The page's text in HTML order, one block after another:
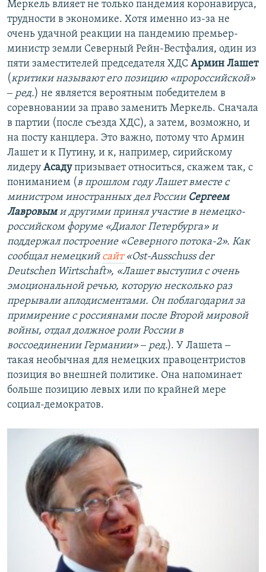
Меркель влияет не только пандемия коронавируса,
трудности в экономике. Хотя именно из-за не
очень удачной реакции на пандемию премьер-
министр земли Северный Рейн-Вестфалия, один из
пяти заместителей председателя ХДС Армин Лашет
(критики называют его позицию «пророссийской»
‒ ред.) не является вероятным победителем в
соревновании за право заменить Меркель. Сначала
в партии (после съезда ХДС), а затем, возможно, и
на посту канцлера. Это важно, потому что Армин
Лашет и к Путину, и к, например, сирийскому
лидеру Асадупризывает относиться, скажем так, с
пониманием (в прошлом году Лашет вместе с
министром иностранных дел РоссииСергеем
Лавровыми другими принял участие в немецко-
российском форуме «Диалог Петербурга» и
поддержал построение «Северного потока-2». Как
сообщал немецкийсайт «Ost-Ausschuss der
Deutschen Wirtschaft», «Лашет выступил с очень
эмоциональной речью, которую несколько раз
прерывали аплодисментами. Он поблагодарил за
примирение с россиянами после Второй мировой
войны, отдал должное роли России в
воссоединении Германии» ‒ ред.). У Лашета ‒
такая необычная для немецких правоцентристов
позиция во внешней политике. Она напоминает
больше позицию левых или по крайней мере
социал-демократов.